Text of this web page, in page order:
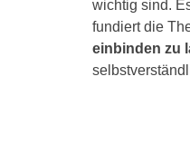
wichtig sind.
fundiert die
einbinden zu